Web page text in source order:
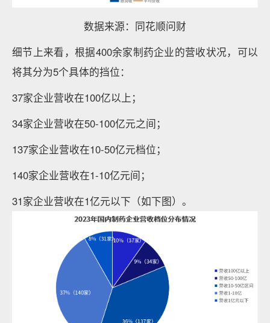
数据来源：同花顺问财
细节上来看，根据400余家制药企业的营收状况，可以
将其分为5个具体的挡位：
37家企业营收在100亿以上；
34家企业营收在50-100亿元之间；
137家企业营收在10-50亿元档位；
140家企业营收在1-10亿元间；
31家企业营收在1亿元以下（如下图）。